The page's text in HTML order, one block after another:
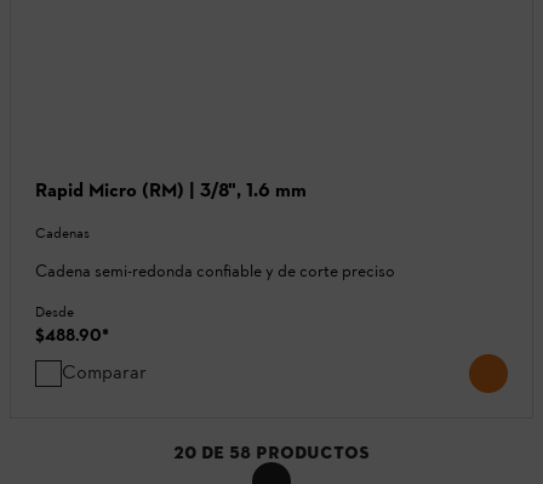
Rapid Micro (RM) | 3/8", 1.6 mm
Cadenas
Cadena semi-redonda confiable y de corte preciso
Desde
$488.90*
Comparar
20 DE 58 PRODUCTOS